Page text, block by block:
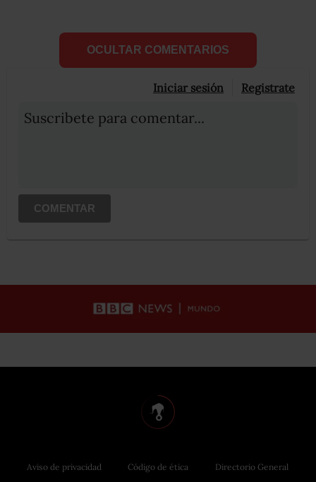
OCULTAR COMENTARIOS
Iniciar sesión Registrate
Suscribete para comentar...
COMENTAR
Aviso de privacidad Código de ética Directorio General